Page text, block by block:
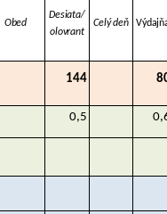
Obed
Desiata/
olovrant
Celý deň
144
0,5